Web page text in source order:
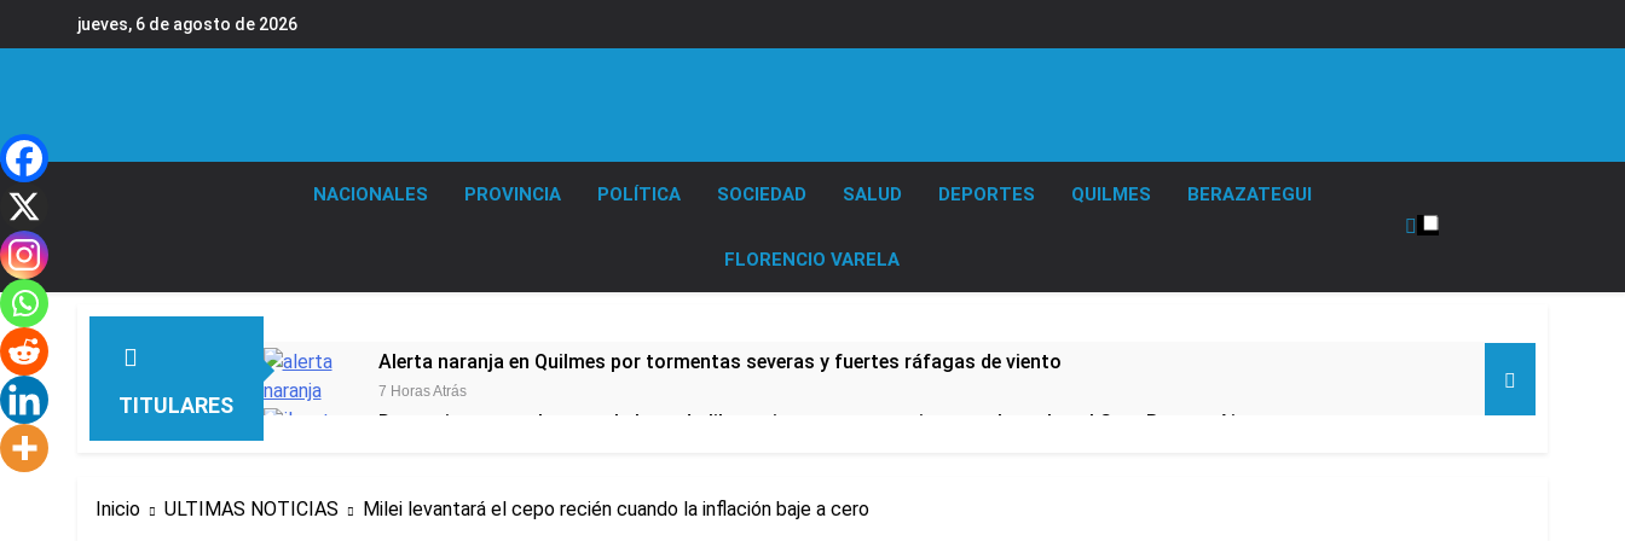
jueves, 6 de agosto de 2026
NACIONALES PROVINCIA POLÍTICA SOCIEDAD SALUD DEPORTES QUILMES BERAZATEGUI
FLORENCIO VARELA
TITULARES
Alerta naranja en Quilmes por tormentas severas y fuertes ráfagas de viento
7 Horas Atrás
Denunciaron penalmente al abogado libertario que propuso tirar napalm sobre el Gran Buenos Aires
8 Horas Atrás
Inicio ULTIMAS NOTICIAS Milei levantará el cepo recién cuando la inflación baje a cero